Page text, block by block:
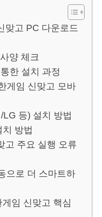
맞고 PC 다운로드
양 체크
한 설치 과정
게임 신맞고 모바
등) 설치 방법
방법
고 주요 실행 오류
으로 더 스마트하
임 신맞고 핵심